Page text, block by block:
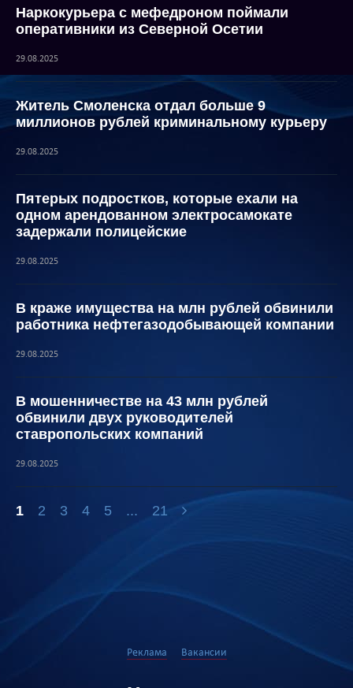
Наркокурьера с мефедроном поймали
оперативники из Северной Осетии
29.08.2025
Житель Смоленска отдал больше 9
миллионов рублей криминальному курьеру
29.08.2025
Пятерых подростков, которые ехали на
одном арендованном электросамокате
задержали полицейские
29.08.2025
В краже имущества на млн рублей обвинили
работника нефтегазодобывающей компании
29.08.2025
В мошенничестве на 43 млн рублей
обвинили двух руководителей
ставропольских компаний
29.08.2025
1 2 3 4 5 ... 21
Реклама Вакансии